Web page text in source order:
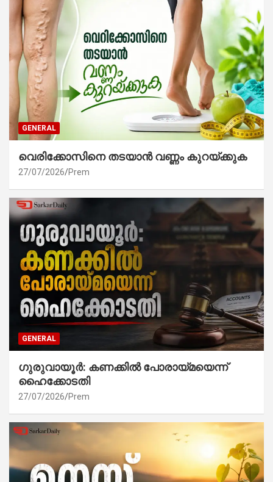
GENERAL
വെരിക്കോസിനെ തടയാൻ വണ്ണം കുറയ്ക്കുക
27/07/2026 Prem
GENERAL
ഗുരുവായൂർ: കണക്കിൽ പോരായ്മയെന്ന്
ഹൈക്കോടതി
27/07/2026 Prem